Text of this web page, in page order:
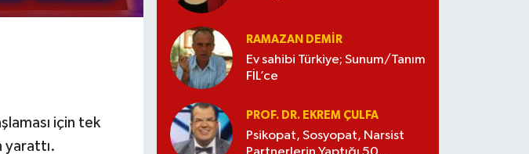
için tek
yarattı.
RAMAZAN DEMİR
Ev sahibi Türkiye; Sunum/Tanım
FİL’ce
PROF. DR. EKREM ÇULFA
Psikopat, Sosyopat, Narsist